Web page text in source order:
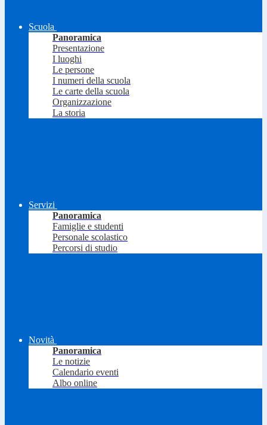
Scuola
Panoramica
Presentazione
I luoghi
Le persone
I numeri della scuola
Le carte della scuola
Organizzazione
La storia
Servizi
Panoramica
Famiglie e studenti
Personale scolastico
Percorsi di studio
Novità
Panoramica
Le notizie
Calendario eventi
Albo online